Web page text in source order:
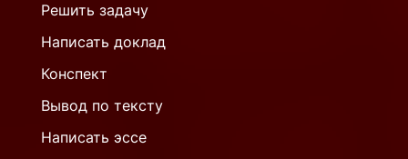
Решить задачу
Написать доклад
Конспект
Вывод по тексту
Написать эссе